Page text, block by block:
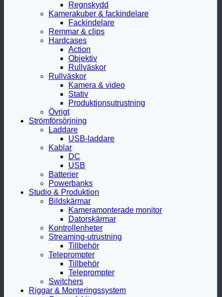
Regnskydd
Kamerakuber & fackindelare
Fackindelare
Remmar & clips
Hardcases
Action
Objektiv
Rullväskor
Rullväskor
Kamera & video
Stativ
Produktionsutrustning
Övrigt
Strömförsörjning
Laddare
USB-laddare
Kablar
DC
USB
Batterier
Powerbanks
Studio & Produktion
Bildskärmar
Kameramonterade monitor
Datorskärmar
Kontrollenheter
Streaming-utrustning
Tillbehör
Teleprompter
Tillbehör
Teleprompter
Switchers
Riggar & Monteringssystem